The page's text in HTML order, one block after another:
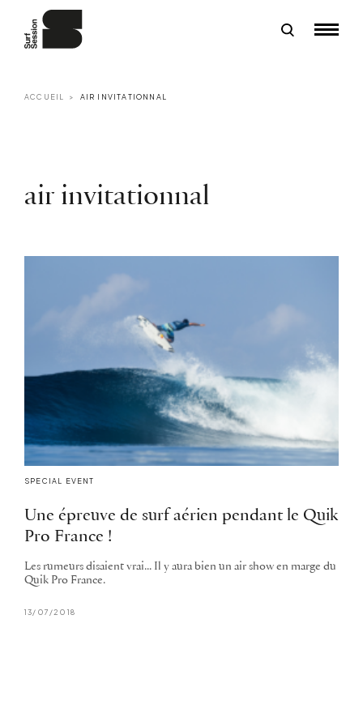
ACCUEIL AIR INVITATIONNAL
air invitationnal
SPECIAL EVENT
Une épreuve de surf aérien pendant le Quik
Pro France !
Les rumeurs disaient vrai... Il y aura bien un air show en marge du
Quik Pro France.
13/07/2018